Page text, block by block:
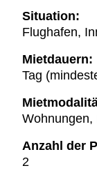
Situation:
Flughafen,
Mietdauern:
Tag
Wohnungen,
Anzahl der
2